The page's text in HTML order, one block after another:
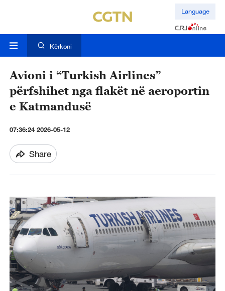
Language
Kërkoni
Avioni i “Turkish Airlines”
përfshihet nga flakët në aeroportin
e Katmandusë
07:36:24 2026-05-12
Share